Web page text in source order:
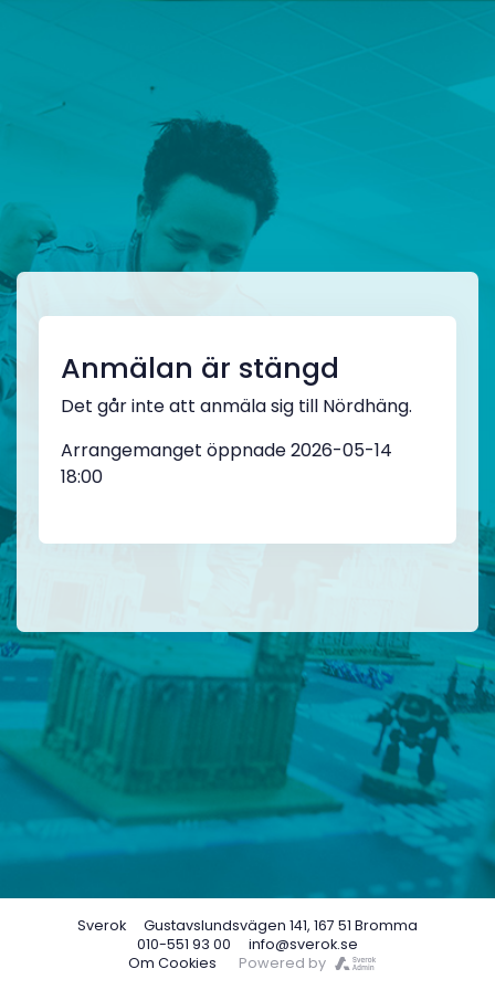
Anmälan är stängd
Det går inte att anmäla sig till Nördhäng.
Arrangemanget öppnade 2026-05-14
18:00
Om Cookies Powered by
Sverok
Gustavslundsvägen 141, 167 51 Bromma
010-551 93 00
info@sverok.se